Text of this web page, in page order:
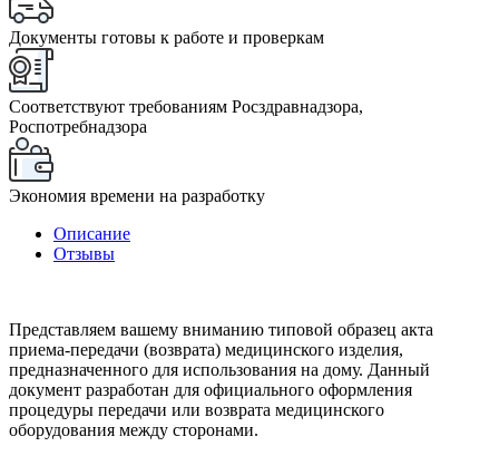
Документы готовы к работе и проверкам
Соответствуют требованиям Росздравнадзора,
Роспотребнадзора
Экономия времени на разработку
Описание
Отзывы
Представляем вашему вниманию типовой образец акта
приема-передачи (возврата) медицинского изделия,
предназначенного для использования на дому. Данный
документ разработан для официального оформления
процедуры передачи или возврата медицинского
оборудования между сторонами.